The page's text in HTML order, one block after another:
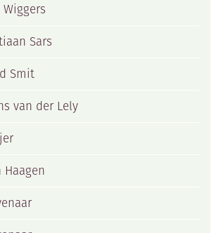
Sars
Smit
van der Lely
Haagen